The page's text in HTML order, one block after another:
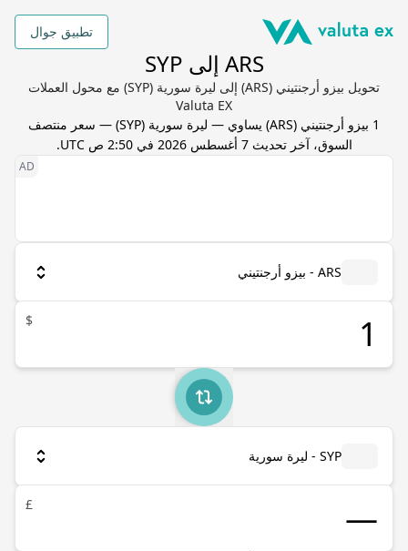
تطبيق جوال
ARS إلى SYP
تحويل بيزو أرجنتيني (ARS) إلى ليرة سورية (SYP) مع محول العملات
Valuta EX
1 بيزو أرجنتيني (
ARS) يساوي — ليرة سورية (
SYP) — سعر منتصف
السوق، آخر تحديث7 أغسطس 2026 في 2:50 ص UTC .
ARS - بيزو أرجنتيني
$
SYP - ليرة سورية
£